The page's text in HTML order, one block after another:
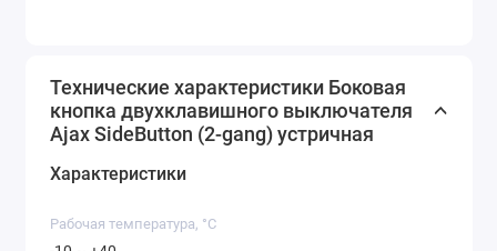
Технические характеристики Боковая
кнопка двухклавишного выключателя
Ajax SideButton (2-gang) устричная
Характеристики
Рабочая температура, °C